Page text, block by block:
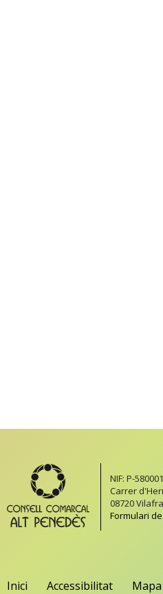
NIF: P-
Carrer
08720
Formulari
Inici Accessibilitat